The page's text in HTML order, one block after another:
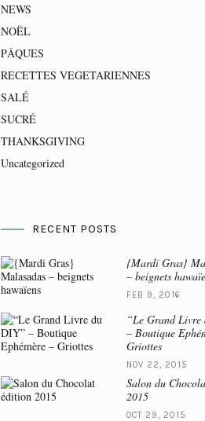
NEWS
NOËL
PÂQUES
RECETTES VEGETARIENNES
SALÉ
SUCRÉ
THANKSGIVING
Uncategorized
RECENT POSTS
{Mardi Gras}
– beignets
FEB 9, 2016
“Le Grand
– Boutique
Griottes
NOV 22, 2015
Salon du
2015
OCT 29, 2015